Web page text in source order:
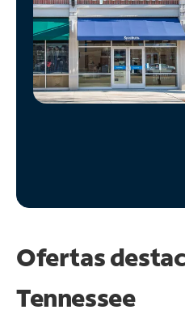
Administrar
cuenta
Encuentra
una
tienda
Ofertas
Tennessee